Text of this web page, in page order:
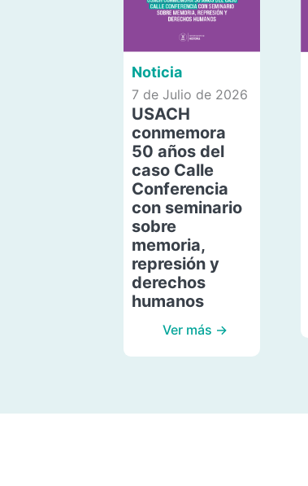
Noticia
7 de Julio de 2026
USACH
conmemora
50 años del
caso Calle
Conferencia
con seminario
sobre
memoria,
represión y
derechos
humanos
Ver más →